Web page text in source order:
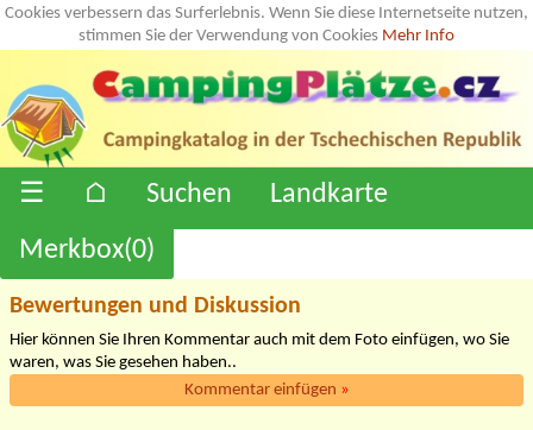
Cookies verbessern das Surferlebnis. Wenn Sie diese Internetseite nutzen,
stimmen Sie der Verwendung von Cookies Mehr Info
☰ ⌂ Suchen
Landkarte
Merkbox(0)
Bewertungen und Diskussion
Hier können Sie Ihren Kommentar auch mit dem Foto einfügen, wo Sie
waren, was Sie gesehen haben..
Kommentar einfügen »